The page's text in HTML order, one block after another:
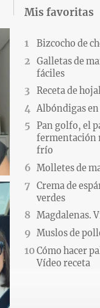
Mis favoritas
Bizcocho de
Galletas de
fáciles
Receta de
Albóndigas en
Pan golfo, el
fermentación
frío
Molletes de
Crema de
verdes
Magdalenas.
Muslos de
Cómo hacer
Vídeo receta